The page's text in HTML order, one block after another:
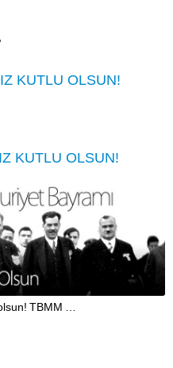
KUTLU OLSUN!
KUTLU OLSUN!
TBMM …